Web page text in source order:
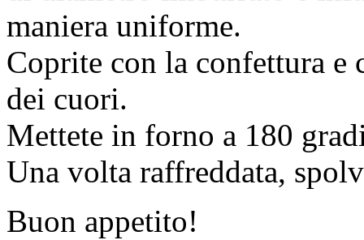
maniera uniforme.
Coprite con la confettura e
dei cuori.
Mettete in forno a 180
Una volta raffreddata,
Buon appetito!